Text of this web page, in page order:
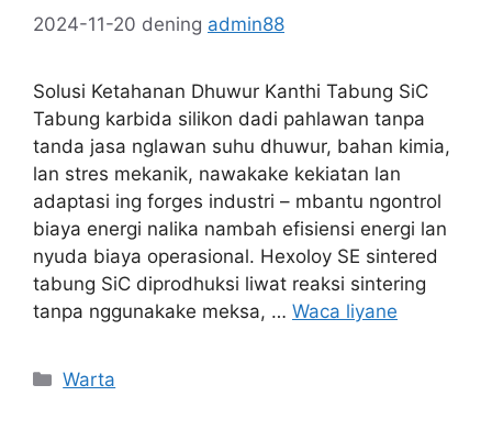
2024-11-20 dening admin88
Solusi Ketahanan Dhuwur Kanthi Tabung SiC
Tabung karbida silikon dadi pahlawan tanpa
tanda jasa nglawan suhu dhuwur, bahan kimia,
lan stres mekanik, nawakake kekiatan lan
adaptasi ing forges industri – mbantu ngontrol
biaya energi nalika nambah efisiensi energi lan
nyuda biaya operasional. Hexoloy SE sintered
tabung SiC diprodhuksi liwat reaksi sintering
tanpa nggunakake meksa, … Waca liyane
Kategori
Warta